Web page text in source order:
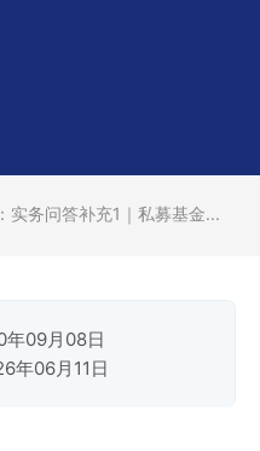
实务问答补充1｜私募基金...
年09月08日
年06月11日